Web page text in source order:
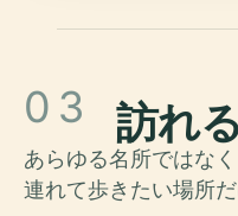
03 訪れ
あらゆる名所ではな
連れて歩きたい場所だ